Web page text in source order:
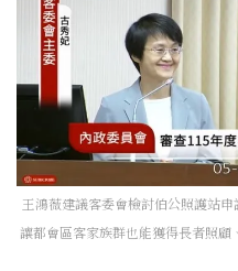
王鴻薇建議客委會檢討伯公照護站
讓都會區客家族群也能獲得長者照